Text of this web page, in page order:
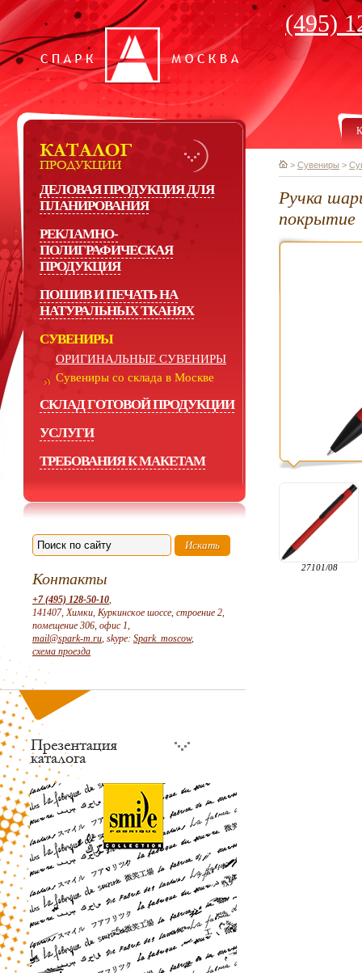
(495)
ДЕЛОВАЯ ПРОДУКЦИЯ ДЛЯ
ПЛАНИРОВАНИЯ
РЕКЛАМНО-
ПОЛИГРАФИЧЕСКАЯ
ПРОДУКЦИЯ
ПОШИВ И ПЕЧАТЬ НА
НАТУРАЛЬНЫХ ТКАНЯХ
СУВЕНИРЫ
ОРИГИНАЛЬНЫЕ СУВЕНИРЫ
Сувениры со склада в Москве
СКЛАД ГОТОВОЙ ПРОДУКЦИИ
УСЛУГИ
ТРЕБОВАНИЯ К МАКЕТАМ
Контакты
+7 (495) 128-50-10,
141407, Химки, Куркинское шоссе, строение 2,
помещение 306, офис 1,
mail@spark-m.ru, skype: Spark_moscow,
схема проезда
> Сувениры >
Ручка
покрытие
27101/08